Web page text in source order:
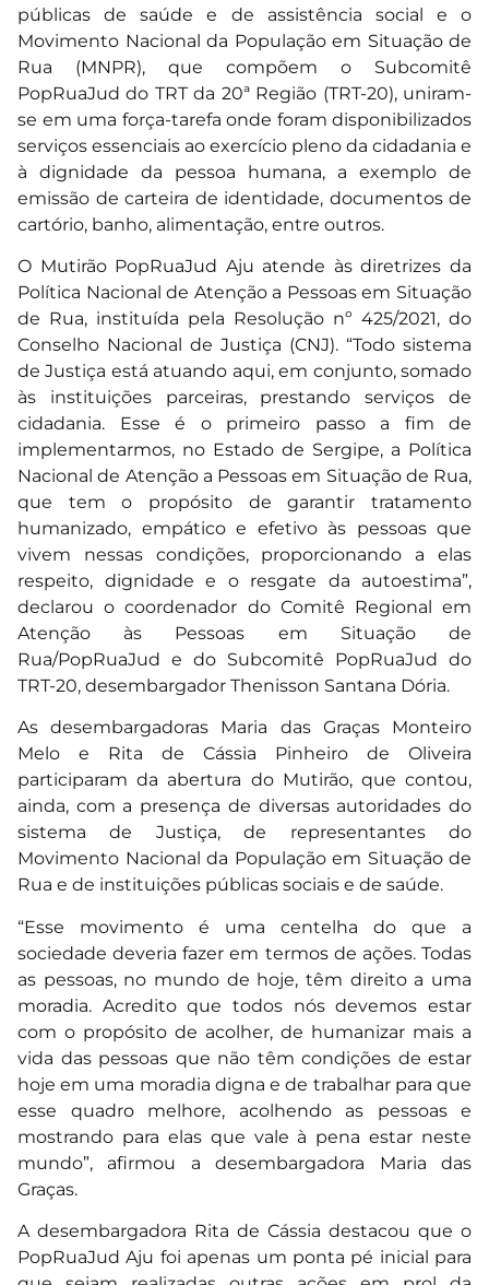
públicas de saúde e de assistência social e o
Movimento Nacional da População em Situação de
Rua (MNPR), que compõem o Subcomitê
PopRuaJud do TRT da 20ª Região (TRT-20), uniram-
se em uma força-tarefa onde foram disponibilizados
serviços essenciais ao exercício pleno da cidadania e
à dignidade da pessoa humana, a exemplo de
emissão de carteira de identidade, documentos de
cartório, banho, alimentação, entre outros.
O Mutirão PopRuaJud Aju atende às diretrizes da
Política Nacional de Atenção a Pessoas em Situação
de Rua, instituída pela Resolução nº 425/2021, do
Conselho Nacional de Justiça (CNJ). “Todo sistema
de Justiça está atuando aqui, em conjunto, somado
às instituições parceiras, prestando serviços de
cidadania. Esse é o primeiro passo a fim de
implementarmos, no Estado de Sergipe, a Política
Nacional de Atenção a Pessoas em Situação de Rua,
que tem o propósito de garantir tratamento
humanizado, empático e efetivo às pessoas que
vivem nessas condições, proporcionando a elas
respeito, dignidade e o resgate da autoestima”,
declarou o coordenador do Comitê Regional em
Atenção às Pessoas em Situação de
Rua/PopRuaJud e do Subcomitê PopRuaJud do
TRT-20, desembargador Thenisson Santana Dória.
As desembargadoras Maria das Graças Monteiro
Melo e Rita de Cássia Pinheiro de Oliveira
participaram da abertura do Mutirão, que contou,
ainda, com a presença de diversas autoridades do
sistema de Justiça, de representantes do
Movimento Nacional da População em Situação de
Rua e de instituições públicas sociais e de saúde.
“Esse movimento é uma centelha do que a
sociedade deveria fazer em termos de ações. Todas
as pessoas, no mundo de hoje, têm direito a uma
moradia. Acredito que todos nós devemos estar
com o propósito de acolher, de humanizar mais a
vida das pessoas que não têm condições de estar
hoje em uma moradia digna e de trabalhar para que
esse quadro melhore, acolhendo as pessoas e
mostrando para elas que vale à pena estar neste
mundo”, afirmou a desembargadora Maria das
Graças.
A desembargadora Rita de Cássia destacou que o
PopRuaJud Aju foi apenas um ponta pé inicial para